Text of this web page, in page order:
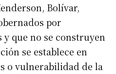
Bolívar,
por
que no se construyen
se establece en
o vulnerabilidad de la